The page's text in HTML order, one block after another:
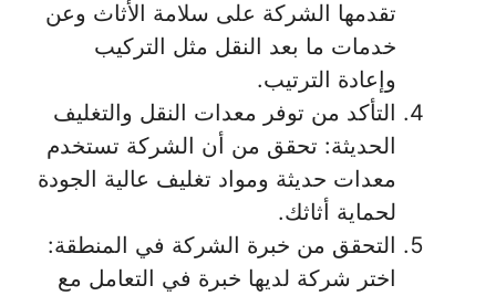
تقدمها الشركة على سلامة الأثاث وعن
خدمات ما بعد النقل مثل التركيب
وإعادة الترتيب.
التأكد من توفر معدات النقل والتغليف
الحديثة: تحقق من أن الشركة تستخدم
معدات حديثة ومواد تغليف عالية الجودة
لحماية أثاثك.
التحقق من خبرة الشركة في المنطقة:
اختر شركة لديها خبرة في التعامل مع